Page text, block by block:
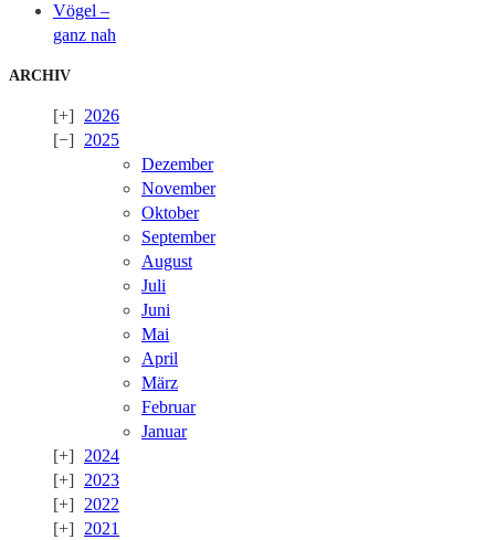
Vögel –
ganz nah
ARCHIV
2026
2025
Dezember
November
Oktober
September
August
Juli
Juni
Mai
April
März
Februar
Januar
2024
2023
2022
2021